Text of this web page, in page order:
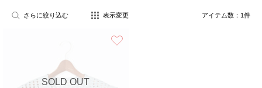
さらに絞り込む 表示変更 アイテム数： 1件
SOLD OUT